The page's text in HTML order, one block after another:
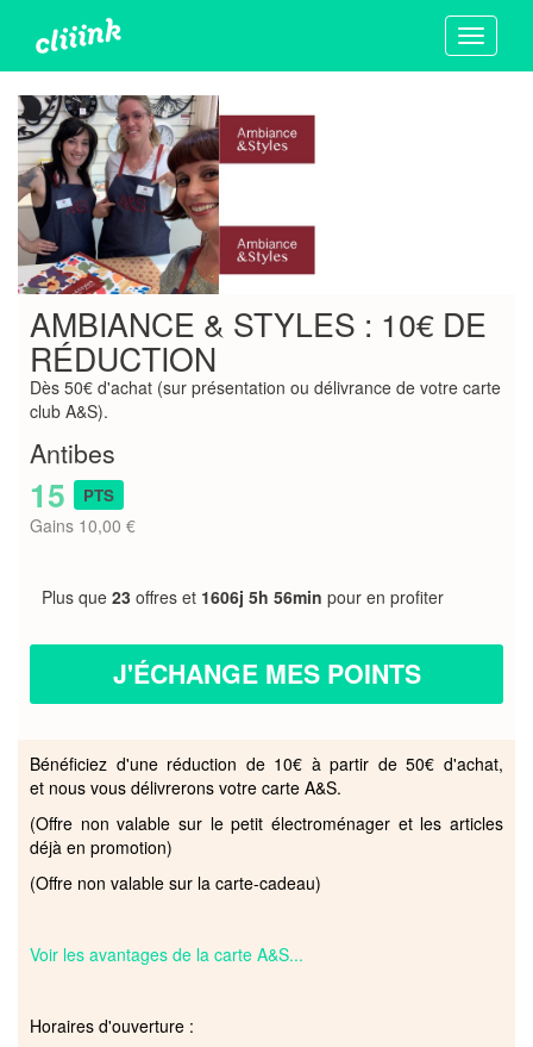
Toggle
AMBIANCE & STYLES : 10€ DE
RÉDUCTION
Dès 50€ d'achat (sur présentation ou délivrance de votre carte
club A&S).
Antibes
15 PTS
Gains 10,00 €
Plus que 23 offres et 1606j 5h 56min pour en profiter
J'ÉCHANGE MES POINTS
Bénéficiez d'une réduction de 10€ à partir de 50€ d'achat,
et nous vous délivrerons votre carte A&S.
(Offre non valable sur le petit électroménager et les articles
déjà en promotion)
(Offre non valable sur la carte-cadeau)
Voir les avantages de la carte A&S...
Horaires d'ouverture :